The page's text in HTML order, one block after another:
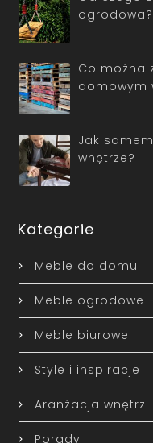
ogrodowa?
Co można
domowym
Jak
wnętrze?
Kategorie
Meble do domu
Meble ogrodowe
Meble biurowe
Style i inspiracje
Aranżacja wnętrz
Porady